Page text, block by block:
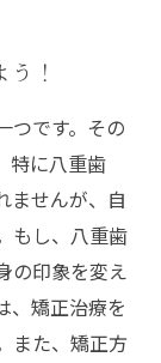
！
つです。その
特に八重歯
ませんが、自
もし、八重歯
の印象を変え
、矯正治療を
また、矯正方